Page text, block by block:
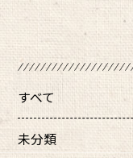
すべて
未分類